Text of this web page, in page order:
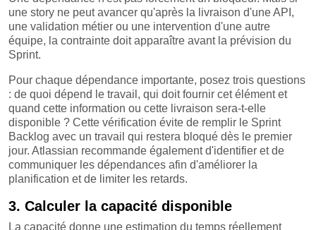
une story ne peut avancer qu'après la livraison d'une API,
une validation métier ou une intervention d'une autre
équipe, la contrainte doit apparaître avant la prévision du
Sprint.
Pour chaque dépendance importante, posez trois questions
: de quoi dépend le travail, qui doit fournir cet élément et
quand cette information ou cette livraison sera-t-elle
disponible ? Cette vérification évite de remplir le Sprint
Backlog avec un travail qui restera bloqué dès le premier
jour. Atlassian recommande également d'identifier et de
communiquer les dépendances afin d'améliorer la
planification et de limiter les retards.
3. Calculer la capacité disponible
La capacité donne une estimation du temps réellement